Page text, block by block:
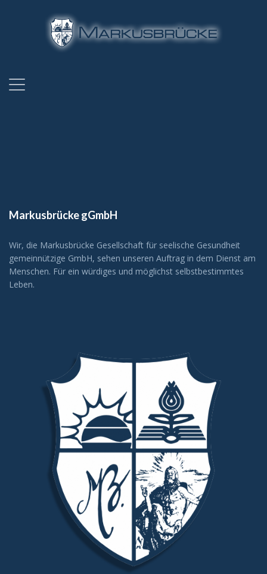
Markusbrücke gGmbH
Wir, die Markusbrücke Gesellschaft für seelische Gesundheit
gemeinnützige GmbH, sehen unseren Auftrag in dem Dienst am
Menschen. Für ein würdiges und möglichst selbstbestimmtes
Leben.